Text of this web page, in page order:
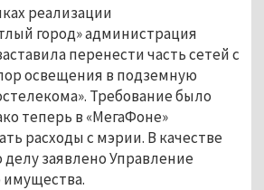
реализации
город» администрация
перенести часть сетей с
освещения в подземную
Требование было
теперь в «МегаФоне»
расходы с мэрии. В качестве
делу заявлено Управление